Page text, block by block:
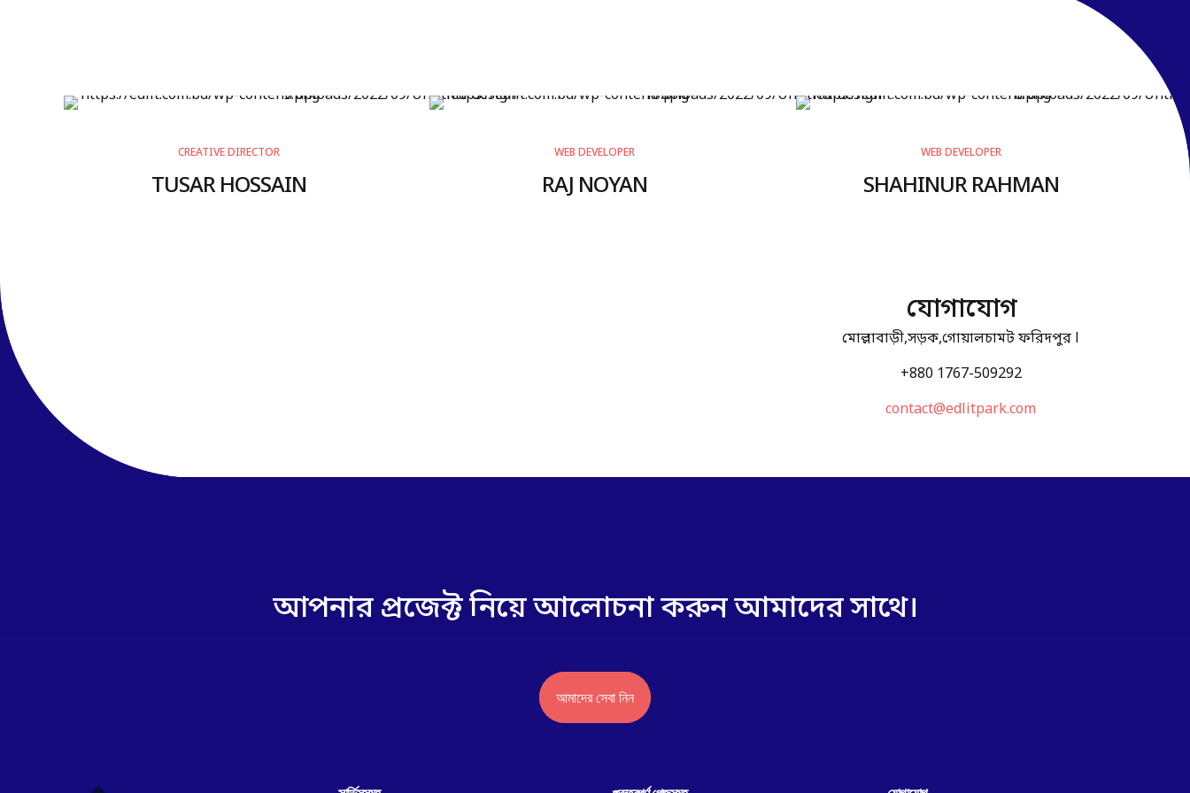
CREATIVE DIRECTOR
TUSAR HOSSAIN
WEB DEVELOPER
RAJ NOYAN
WEB DEVELOPER
SHAHINUR RAHMAN
যোগাযোগ
মোল্লাবাড়ী,সড়ক,গোয়ালচামট ফরিদপুর l
+880 1767-509292
contact@edlitpark.com
আপনার প্রজেক্ট নিয়ে আলোচনা করুন আমাদের সাথে।
আমাদের সেবা নিন